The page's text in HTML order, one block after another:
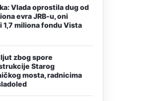
Vlada oprostila dug od
evra JRB-u, oni
1,7 miliona fondu Vista
zbog spore
Starog
mosta, radnicima